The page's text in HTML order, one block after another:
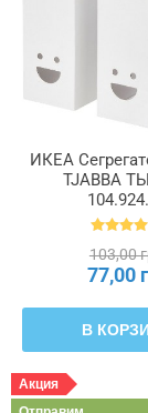
ИКЕА
TJABBA
103,00
77,00
В
Акция